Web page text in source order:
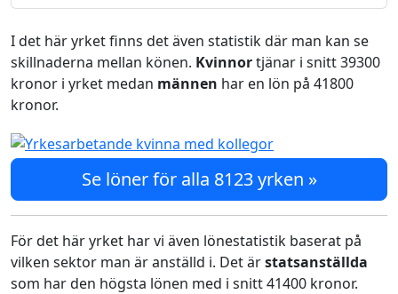
I det här yrket finns det även statistik där man kan se
skillnaderna mellan könen. Kvinnortjänar i snitt 39300
kronor i yrket medan männen har en lön på 41800
kronor.
Se löner för alla 8123 yrken »
För det här yrket har vi även lönestatistik baserat på
vilken sektor man är anställd i. Det ärstatsanställda
som har den högsta lönen med i snitt 41400 kronor.